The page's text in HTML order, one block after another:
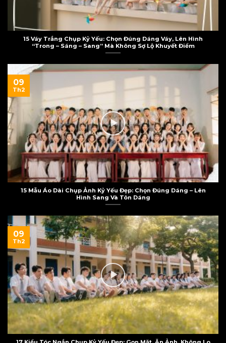
15 Váy Trắng Chụp Kỷ Yếu: Chọn Đúng Dáng Váy, Lên Hình
“Trong – Sáng – Sang” Mà Không Sợ Lộ Khuyết Điểm
15 Mẫu Áo Dài Chụp Ảnh Kỷ Yếu Đẹp: Chọn Đúng Dáng – Lên
Hình Sang Và Tôn Dáng
09
Th2
09
Th2